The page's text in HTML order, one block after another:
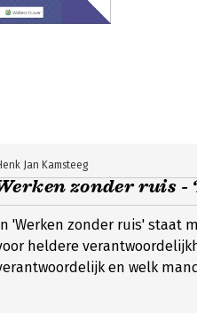
zonder ruis -
Jan Kamsteeg
'Werken zonder ruis' staat
heldere
en welk